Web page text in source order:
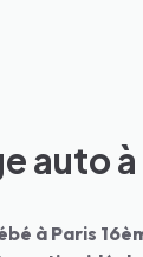
auto
àParis